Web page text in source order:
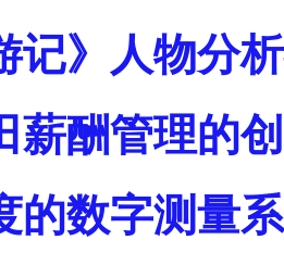
记》人物分
薪酬管理的
的数字测量